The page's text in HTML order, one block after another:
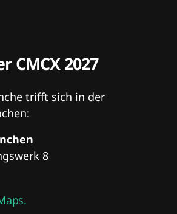
CMCX 2027
trifft sich in der
8